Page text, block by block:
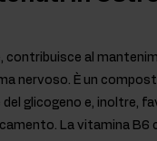
contribuisce al
nervoso. È un
glicogeno e, inoltre,
La vitamina B6